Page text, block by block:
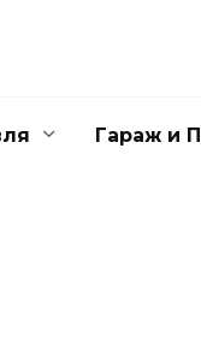
Гараж и